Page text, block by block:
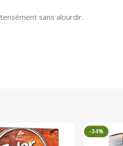
sans alourdir.
-34%